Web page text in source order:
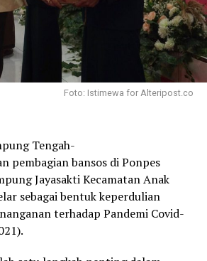
Foto: Istimewa for Alteripost.co
Tengah-
pembagian bansos di Ponpes
Jayasakti Kecamatan Anak
sebagai bentuk keperdulian
terhadap Pandemi Covid-